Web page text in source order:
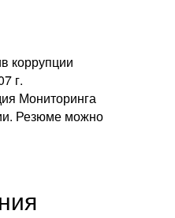
коррупции
г.
Мониторинга
Резюме можно